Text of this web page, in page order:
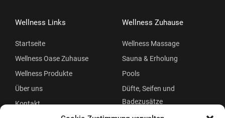
Wellness Links
Startseite
Wellness Oase Zuhause
Wellness Produkte
Über uns
Kontakt
Wellness Zuhause
Wellness Massage
Sauna & Erholung
Pools
Düfte, Seifen und
Badezusätze